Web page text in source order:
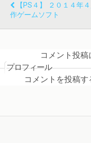
【PS４】 ２０１４年
作ゲームソフト
コメント投稿
プロフィール
コメントを投稿す